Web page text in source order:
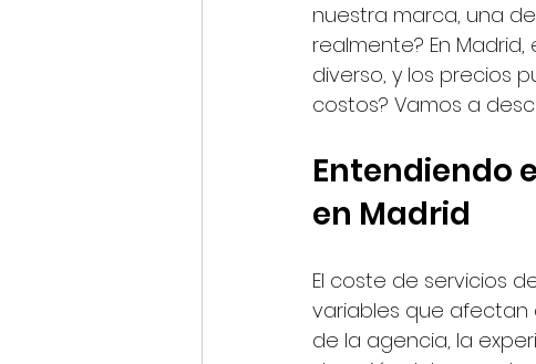
nuestra marca, una
realmente? En
diverso, y los precios
costos? Vamos a
Entendiendo
en Madrid
El coste de servicios
variables que afectan
de la agencia, la